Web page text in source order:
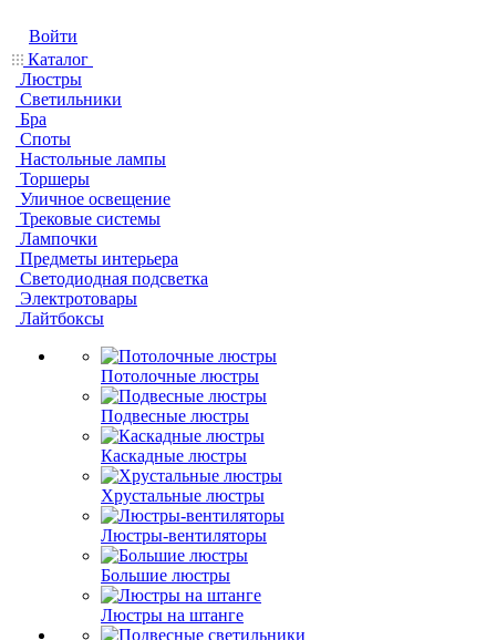
Войти
Каталог
Люстры
Светильники
Бра
Споты
Настольные лампы
Торшеры
Уличное освещение
Трековые системы
Лампочки
Предметы интерьера
Светодиодная подсветка
Электротовары
Лайтбоксы
Потолочные люстры
Подвесные люстры
Каскадные люстры
Хрустальные люстры
Люстры-вентиляторы
Большие люстры
Люстры на штанге